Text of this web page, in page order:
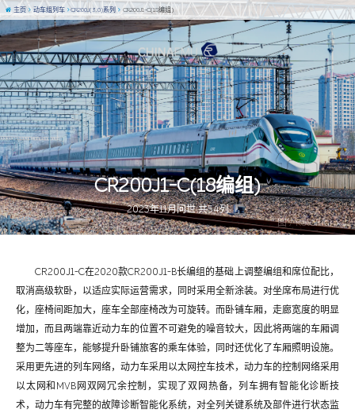
图 / KoloFrankz
CR200J1-C(18编组)
2023年11月问世 共54列
主页 动车组列车 CR200J(3.0)系列 CR200J1-C(18编组)
CR200J1-C在2020款CR200J1-B长编组的基础上调整编组和席位配比，
取消高级软卧，以适应实际运营需求，同时采用全新涂装。对坐席布局进行优
化，座椅间距加大，座车全部座椅改为可旋转。而卧铺车厢，走廊宽度的明显
增加，而且两端靠近动力车的位置不可避免的噪音较大，因此将两端的车厢调
整为二等座车，能够提升卧铺旅客的乘车体验，同时还优化了车厢照明设施。
采用更先进的列车网络，动力车采用以太网控车技术，动力车的控制网络采用
以太网和MVB网双网冗余控制，实现了双网热备，列车拥有智能化诊断技
术，动力车有完整的故障诊断智能化系统，对全列关键系统及部件进行状态监